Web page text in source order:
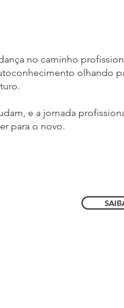
no caminho
olhando
e a jornada
para o novo.